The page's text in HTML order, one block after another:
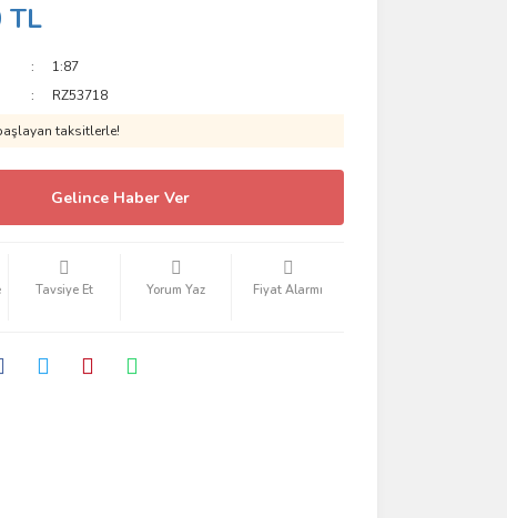
TL
1:87
RZ53718
taksitlerle!
Gelince Haber Ver
Tavsiye Et Yorum Yaz Fiyat Alarmı